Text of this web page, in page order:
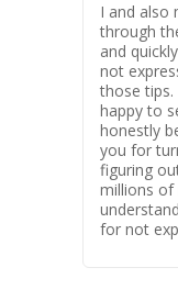
I and also
through
and
not
those
happy to
honestly
you for
figuring
millions of
for not